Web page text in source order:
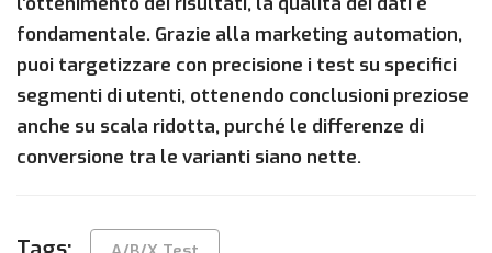
fondamentale. Grazie alla marketing automation,
puoi targetizzare con precisione i test su specifici
segmenti di utenti, ottenendo conclusioni preziose
anche su scala ridotta, purché le differenze di
conversione tra le varianti siano nette.